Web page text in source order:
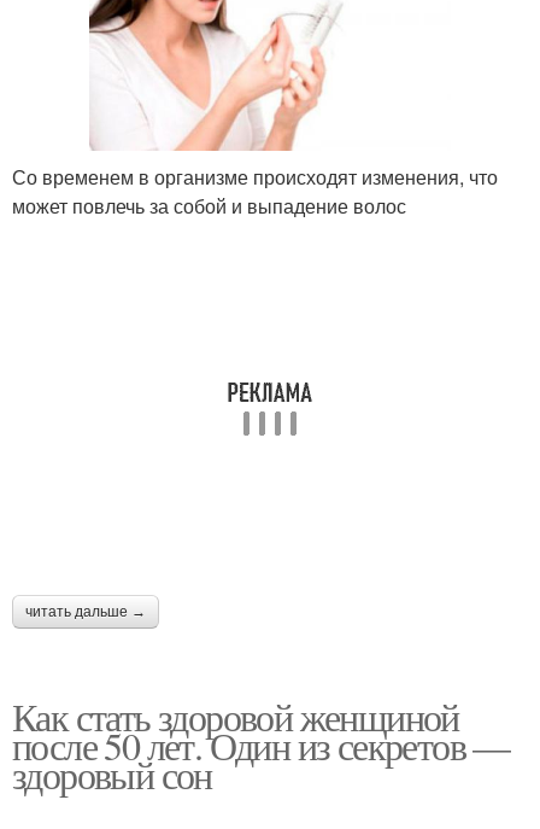
Со временем в организме происходят изменения, что
может повлечь за собой и выпадение волос
читать дальше →
Как стать здоровой женщиной
после 50 лет. Один из секретов —
здоровый сон